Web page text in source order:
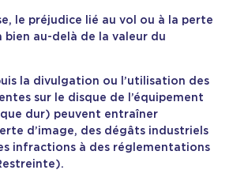
le préjudice lié au vol ou à la perte
bien au-delà de la valeur du
la divulgation ou l’utilisation des
sur le disque de l’équipement
dur) peuvent entraîner
d’image, des dégâts industriels
infractions à des réglementations